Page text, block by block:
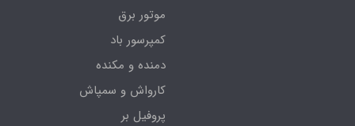
موتور برق
کمپرسور باد
دمنده و مکنده
کارواش و سمپاش
پروفیل بر